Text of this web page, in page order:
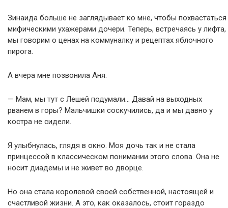
Зинаида больше не заглядывает ко мне, чтобы похвастаться
мифическими ухажерами дочери. Теперь, встречаясь у лифта,
мы говорим о ценах на коммуналку и рецептах яблочного
пирога.
А вчера мне позвонила Аня.
— Мам, мы тут с Лешей подумали… Давай на выходных
рванем в горы? Мальчишки соскучились, да и мы давно у
костра не сидели.
Я улыбнулась, глядя в окно. Моя дочь так и не стала
принцессой в классическом понимании этого слова. Она не
носит диадемы и не живет во дворце.
Но она стала королевой своей собственной, настоящей и
счастливой жизни. А это, как оказалось, стоит гораздо